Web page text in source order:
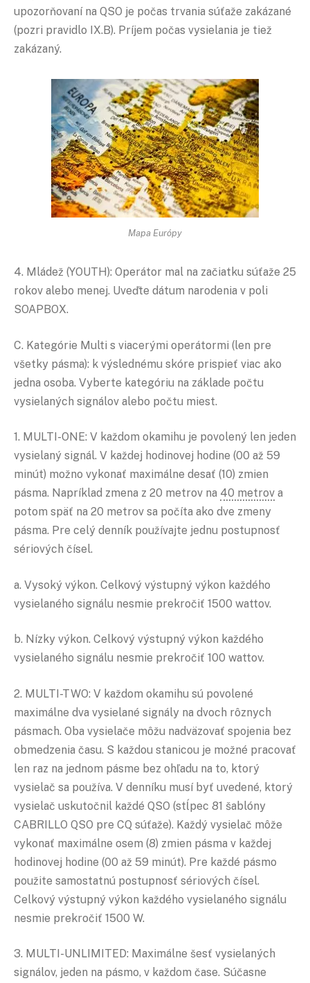
upozorňovaní na QSO je počas trvania súťaže zakázané
(pozri pravidlo IX.B). Príjem počas vysielania je tiež
zakázaný.
Mapa Európy
4. Mládež (YOUTH): Operátor mal na začiatku súťaže 25
rokov alebo menej. Uveďte dátum narodenia v poli
SOAPBOX.
C. Kategórie Multi s viacerými operátormi (len pre
všetky pásma): k výslednému skóre prispieť viac ako
jedna osoba. Vyberte kategóriu na základe počtu
vysielaných signálov alebo počtu miest.
1. MULTI-ONE: V každom okamihu je povolený len jeden
vysielaný signál. V každej hodinovej hodine (00 až 59
minút) možno vykonať maximálne desať (10) zmien
pásma. Napríklad zmena z 20 metrov na 40 metrov a
potom späť na 20 metrov sa počíta ako dve zmeny
pásma. Pre celý denník používajte jednu postupnosť
sériových čísel.
a. Vysoký výkon. Celkový výstupný výkon každého
vysielaného signálu nesmie prekročiť 1500 wattov.
b. Nízky výkon. Celkový výstupný výkon každého
vysielaného signálu nesmie prekročiť 100 wattov.
2. MULTI-TWO: V každom okamihu sú povolené
maximálne dva vysielané signály na dvoch rôznych
pásmach. Oba vysielače môžu nadväzovať spojenia bez
obmedzenia času. S každou stanicou je možné pracovať
len raz na jednom pásme bez ohľadu na to, ktorý
vysielač sa používa. V denníku musí byť uvedené, ktorý
vysielač uskutočnil každé QSO (stĺpec 81 šablóny
CABRILLO QSO pre CQ súťaže). Každý vysielač môže
vykonať maximálne osem (8) zmien pásma v každej
hodinovej hodine (00 až 59 minút). Pre každé pásmo
použite samostatnú postupnosť sériových čísel.
Celkový výstupný výkon každého vysielaného signálu
nesmie prekročiť 1500 W.
3. MULTI-UNLIMITED: Maximálne šesť vysielaných
signálov, jeden na pásmo, v každom čase. Súčasne